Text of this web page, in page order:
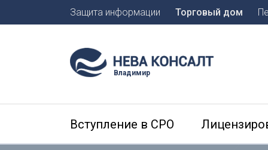
Защита информации Торговый дом
Владимир
Вступление в СРО